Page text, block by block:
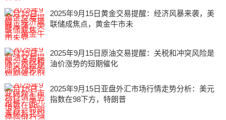
2025年9月15日黄金交易提醒：经济风暴来袭，美
联储成焦点，黄金牛市未
2025年9月15日原油交易提醒：关税和冲突风险是
油价涨势的短期催化
2025年9月15日亚盘外汇市场行情走势分析：美元
指数在98下方，特朗普